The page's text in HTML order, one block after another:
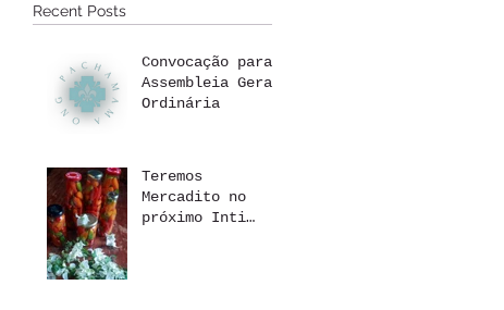
Recent Posts
Convocação para
Assembleia Geral
Ordinária
Teremos
Mercadito no
próximo Inti